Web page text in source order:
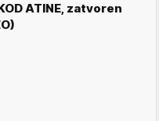
ATINE, zatvoren